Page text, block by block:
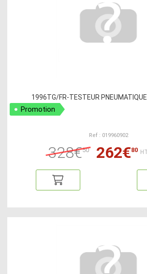
1996TG/FR-TESTEUR
Promotion
Ref : 019960902
328€50 262€80